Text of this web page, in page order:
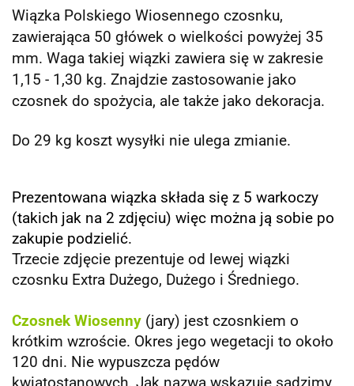
Wiązka Polskiego Wiosennego czosnku,
zawierająca 50 główek o wielkości powyżej 35
mm. Waga takiej wiązki zawiera się w zakresie
1,15 - 1,30 kg. Znajdzie zastosowanie jako
czosnek do spożycia, ale także jako dekoracja.
Do 29 kg koszt wysyłki nie ulega zmianie.
Prezentowana wiązka składa się z 5 warkoczy
(takich jak na 2 zdjęciu) więc można ją sobie po
zakupie podzielić.
Trzecie zdjęcie prezentuje od lewej wiązki
czosnku Extra Dużego, Dużego i Średniego.
Czosnek Wiosenny (jary) jest czosnkiem o
krótkim wzroście. Okres jego wegetacji to około
120 dni. Nie wypuszcza pędów